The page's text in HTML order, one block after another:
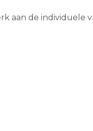
aan de individuele